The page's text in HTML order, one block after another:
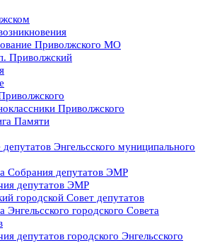
Приволжского МО
Приволжский
Приволжского
Памяти
Энгельсского муниципального
Собрания депутатов ЭМР
депутатов ЭМР
городской Совет депутатов
Энгельсского городского Совета
депутатов городского Энгельсского